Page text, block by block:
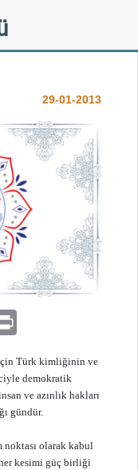
29-01-2013
için Türk kimliğinin ve
demokratik
ve azınlık hakları
gündür.
olarak kabul
kesimi güç birliği